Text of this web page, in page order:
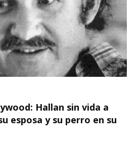
Hallan sin vida a
esposa y su perro en su